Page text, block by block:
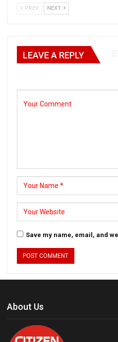
PREV NEXT
LEAVE A REPLY
Save my name, email, and
About Us